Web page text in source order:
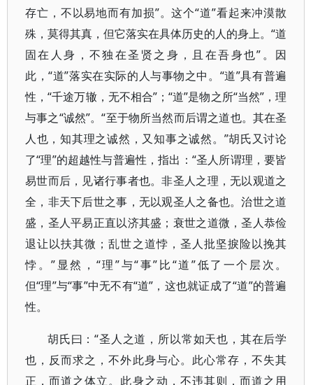
存亡，不以易地而有加损”。这个“道”看起来冲漠散
殊，莫得其真，但它落实在具体历史的人的身上。“道
固在人身，不独在圣贤之身，且在吾身也”。因
此，“道”落实在实际的人与事物之中。“道”具有普遍
性，“千途万辙，无不相合”；“道”是物之所“当然”，理
与事之“诚然”。“至于物所当然而后谓之道也。其在圣
人也，知其理之诚然，又知事之诚然。”胡氏又讨论
了“理”的超越性与普遍性，指出：“圣人所谓理，要皆
易世而后，见诸行事者也。非圣人之理，无以观道之
全，非天下后世之事，无以观圣人之备也。治世之道
盛，圣人平易正直以济其盛；衰世之道微，圣人恭俭
退让以扶其微；乱世之道悖，圣人批坚捩险以挽其
悖。”显然，“理”与“事”比“道”低了一个层次。
但“理”与“事”中无不有“道”，这也就证成了“道”的普遍
性。
胡氏曰：“圣人之道，所以常如天也，其在后学
也，反而求之，不外此身与心。此心常存，不失其
正，而道之体立。此身之动，不违其则，而道之用